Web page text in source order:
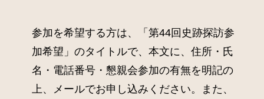
参加を希望する方は、「第44回史跡探訪参
加希望」のタイトルで、本文に、住所・氏
名・電話番号・懇親会参加の有無を明記の
上、メールでお申し込みください。また、